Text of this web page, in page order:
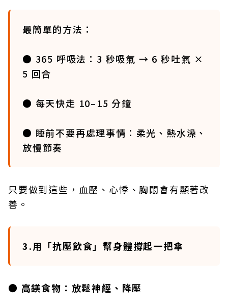
最簡單的方法：
● 365 呼吸法：3 秒吸氣 → 6 秒吐氣 ×
5 回合
● 每天快走 10–15 分鐘
● 睡前不要再處理事情：柔光、熱水澡、
放慢節奏
只要做到這些，血壓、心悸、胸悶會有顯著改
善。
3.用「抗壓飲食」幫身體撐起一把傘
● 高鎂食物：放鬆神經、降壓